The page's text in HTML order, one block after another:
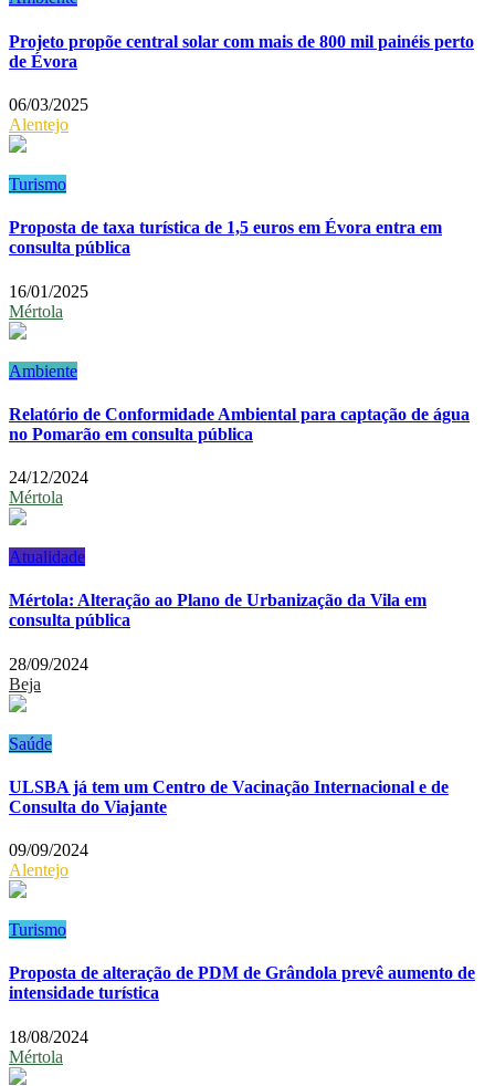
Projeto propõe central solar com mais de 800 mil painéis perto
de Évora
06/03/2025
Alentejo
Turismo
Proposta de taxa turística de 1,5 euros em Évora entra em
consulta pública
16/01/2025
Mértola
Ambiente
Relatório de Conformidade Ambiental para captação de água
no Pomarão em consulta pública
24/12/2024
Mértola
Atualidade
Mértola: Alteração ao Plano de Urbanização da Vila em
consulta pública
28/09/2024
Beja
Saúde
ULSBA já tem um Centro de Vacinação Internacional e de
Consulta do Viajante
09/09/2024
Alentejo
Turismo
Proposta de alteração de PDM de Grândola prevê aumento de
intensidade turística
18/08/2024
Mértola